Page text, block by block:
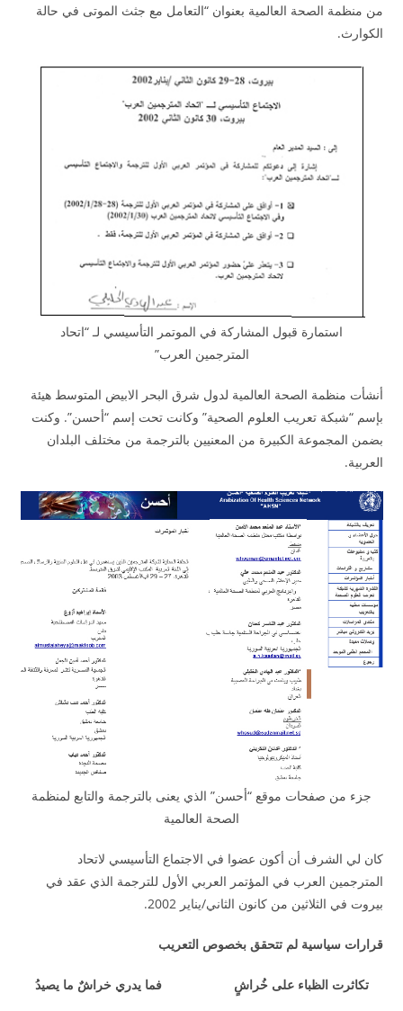
من منظمة الصحة العالمية بعنوان “التعامل مع جثث الموتى في حالة
الكوارث.
استمارة قبول المشاركة في الموتمر التأسيسي لـ “اتحاد
المترجمين العرب”
أنشأت منظمة الصحة العالمية لدول شرق البحر الابيض المتوسط هيئة
بإسم “شبكة تعريب العلوم الصحية” وكانت تحت إسم “أحسن”. وكنت
بضمن المجموعة الكبيرة من المعنيين بالترجمة من مختلف البلدان
العربية.
جزء من صفحات موقع “أحسن” الذي يعنى بالترجمة والتابع لمنظمة
الصحة العالمية
كان لي الشرف أن أكون عضوا في الاجتماع التأسيسي لاتحاد
المترجمين العرب في المؤتمر العربي الأول للترجمة الذي عقد في
بيروت في الثلاثين من كانون الثاني/يناير 2002.
قرارات سياسية لم تتحقق بخصوص التعريب
تكاثرت الظباء على خُراشٍ فما يدري خراشٌ ما يصيدُ